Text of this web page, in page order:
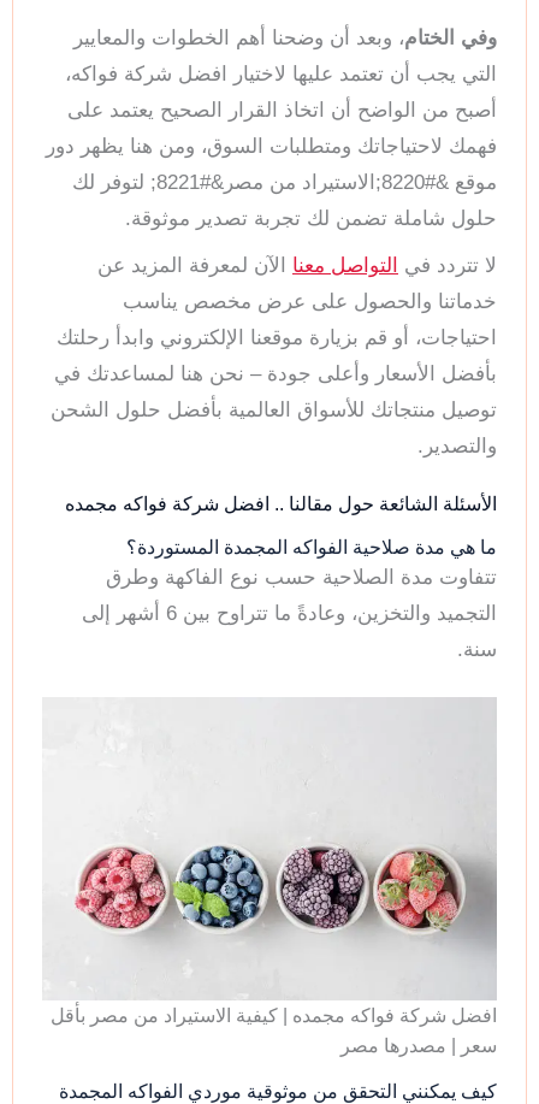
وفي الختام، وبعد أن وضحنا أهم الخطوات والمعايير
التي يجب أن تعتمد عليها لاختيار افضل شركة فواكه،
أصبح من الواضح أن اتخاذ القرار الصحيح يعتمد على
فهمك لاحتياجاتك ومتطلبات السوق، ومن هنا يظهر دور
موقع &#8220;الاستيراد من مصر&#8221; لتوفر لك
حلول شاملة تضمن لك تجربة تصدير موثوقة.
لا تتردد في التواصل معنا الآن لمعرفة المزيد عن
خدماتنا والحصول على عرض مخصص يناسب
احتياجات، أو قم بزيارة موقعنا الإلكتروني وابدأ رحلتك
بأفضل الأسعار وأعلى جودة – نحن هنا لمساعدتك في
توصيل منتجاتك للأسواق العالمية بأفضل حلول الشحن
والتصدير.
الأسئلة الشائعة حول مقالنا .. افضل شركة فواكه مجمده
ما هي مدة صلاحية الفواكه المجمدة المستوردة؟
تتفاوت مدة الصلاحية حسب نوع الفاكهة وطرق
التجميد والتخزين، وعادةً ما تتراوح بين 6 أشهر إلى
سنة.
افضل شركة فواكه مجمده | كيفية الاستيراد من مصر بأقل
سعر | مصدرها مصر
كيف يمكنني التحقق من موثوقية موردي الفواكه المجمدة